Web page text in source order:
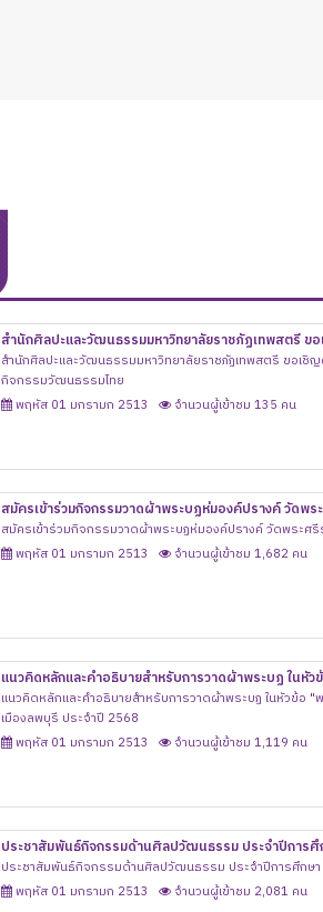
สำนักศิลปะและวัฒนธรรมมหาวิทยาลัยราชภัฏเทพสตรี ข
ร่วมกิจกรรมวัฒนธรรมไทย 🌸 “พิธีทำบุญเลี้ยงเพลพระ เนื่
สำนักศิลปะและวัฒนธรรมมหาวิทยาลัยราชภัฏเทพสตรี ขอเชิ
กิจกรรมวัฒนธรรมไทย
พฤหัส 01 มกรามก 2513
จำนวนผู้เข้าชม 135 คน
สมัครเข้าร่วมกิจกรรมวาดผ้าพระบฏห่มองค์ปรางค์ วัดพ
สมัครเข้าร่วมกิจกรรมวาดผ้าพระบฏห่มองค์ปรางค์ วัดพระศ
พฤหัส 01 มกรามก 2513
จำนวนผู้เข้าชม 1,682 คน
แนวคิดหลักและคำอธิบายสำหรับการวาดผ้าพระบฏ ในหัวข้อ "พระรัตนตรัยกับวัดสิริจันทรนิมิตรวรวิหาร (วัดเขาพระงาม)" ใน
งานทำบุญเมืองลพบุรี ประจำปี 2568
แนวคิดหลักและคำอธิบายสำหรับการวาดผ้าพระบฏ ในหัวข้อ "พระรัตนตรัยกับวัดสิริจันทรนิมิตรวรวิหาร (วัดเขาพระงาม)" ในงานทำบุญ
เมืองลพบุรี ประจำปี 2568
พฤหัส 01 มกรามก 2513
จำนวนผู้เข้าชม 1,119 คน
ประชาสัมพันธ์กิจกรรมด้านศิลปวัฒนธรรม ประจำปีการศึ
ประชาสัมพันธ์กิจกรรมด้านศิลปวัฒนธรรม ประจำปีการศึกษ
พฤหัส 01 มกรามก 2513
จำนวนผู้เข้าชม 2,081 คน